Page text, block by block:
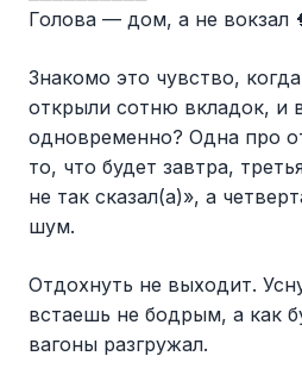
Голова — дом, а не вокзал
Знакомо это чувство,
открыли сотню вкладок, и
одновременно? Одна про
то, что будет завтра,
не так сказал(а)», а
шум.
Отдохнуть не выходит.
встаешь не бодрым, а как
вагоны разгружал.